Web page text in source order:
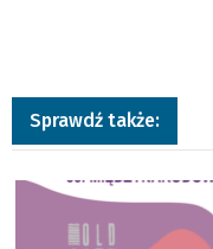
Sprawdź także:
a